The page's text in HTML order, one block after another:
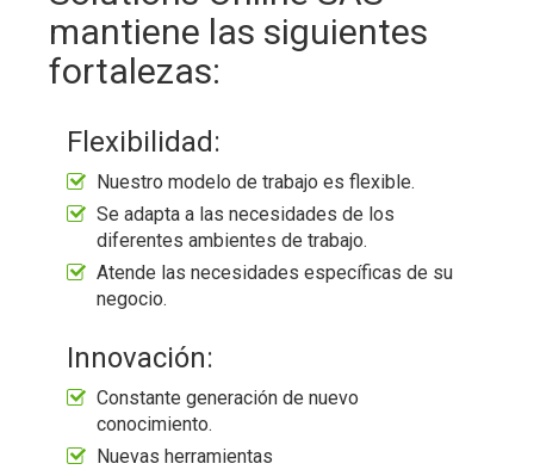
mantiene las siguientes
fortalezas:
Flexibilidad:
Nuestro modelo de trabajo es flexible.
Se adapta a las necesidades de los
diferentes ambientes de trabajo.
Atende las necesidades específicas de su
negocio.
Innovación:
Constante generación de nuevo
conocimiento.
Nuevas herramientas